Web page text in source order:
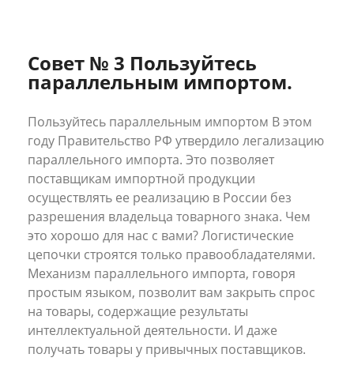
Совет № 3 Пользуйтесь
параллельным импортом.
Пользуйтесь параллельным импортом В этом
году Правительство РФ утвердило легализацию
параллельного импорта. Это позволяет
поставщикам импортной продукции
осуществлять ее реализацию в России без
разрешения владельца товарного знака. Чем
это хорошо для нас с вами? Логистические
цепочки строятся только правообладателями.
Механизм параллельного импорта, говоря
простым языком, позволит вам закрыть спрос
на товары, содержащие результаты
интеллектуальной деятельности. И даже
получать товары у привычных поставщиков.